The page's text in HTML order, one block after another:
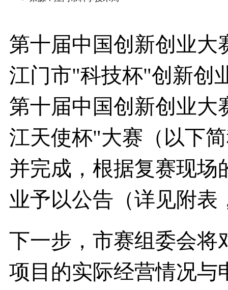
第十届中国创新创业大
江门市"科技杯"创新创
第十届中国创新创业
江天使杯"大赛（以下
并完成，根据复赛现场
业予以公告（详见附表
下一步，市赛组委会将
项目的实际经营情况与